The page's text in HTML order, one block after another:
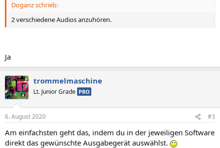
Doganz schrieb:
2 verschiedene Audios anzuhören.
Ja
trommelmaschine
Lt. Junior Grade PRO
6. August 2020 #3
Am einfachsten geht das, indem du in der jeweiligen Software
direkt das gewünschte Ausgabegerät auswählst.